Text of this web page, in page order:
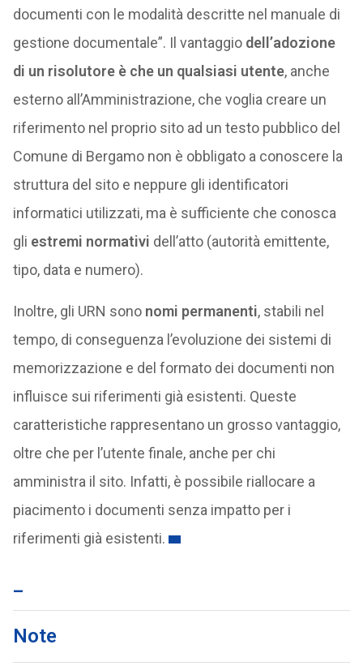
documenti con le modalità descritte nel manuale di
gestione documentale”. Il vantaggiodell’adozione
di un risolutore è che un qualsiasi utente, anche
esterno all’Amministrazione, che voglia creare un
riferimento nel proprio sito ad un testo pubblico del
Comune di Bergamo non è obbligato a conoscere la
struttura del sito e neppure gli identificatori
informatici utilizzati, ma è sufficiente che conosca
gli estremi normativi dell’atto (autorità emittente,
tipo, data e numero).
Inoltre, gli URN sono nomi permanenti, stabili nel
tempo, di conseguenza l’evoluzione dei sistemi di
memorizzazione e del formato dei documenti non
influisce sui riferimenti già esistenti. Queste
caratteristiche rappresentano un grosso vantaggio,
oltre che per l’utente finale, anche per chi
amministra il sito. Infatti, è possibile riallocare a
piacimento i documenti senza impatto per i
riferimenti già esistenti.
_
Note